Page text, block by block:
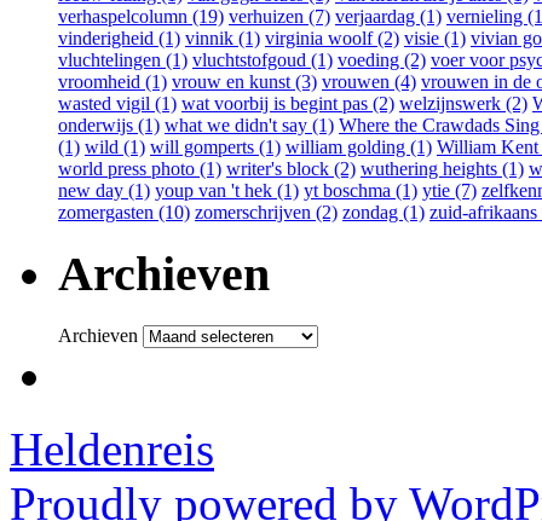
verhaspelcolumn (19) verhuizen (7) verjaardag (1) vernieling
vinderigheid (1) vinnik (1) virginia woolf (2) visie (1) vivian
vluchtelingen (1) vluchtstofgoud (1) voeding (2) voer voor
vroomheid (1) vrouw en kunst (3) vrouwen (4) vrouwen in de
wasted vigil (1) wat voorbij is begint pas (2) welzijnswerk (2)
onderwijs (1) what we didn't say (1) Where the Crawdads
(1) wild (1) will gomperts (1) william golding (1) William
world press photo (1) writer's block (2) wuthering heights (1)
new day (1) youp van 't hek (1) yt boschma (1) ytie (7)
zomergasten (10) zomerschrijven (2) zondag (1) zuid-afrikaans
Archieven
Archieven
Heldenreis
Proudly powered by